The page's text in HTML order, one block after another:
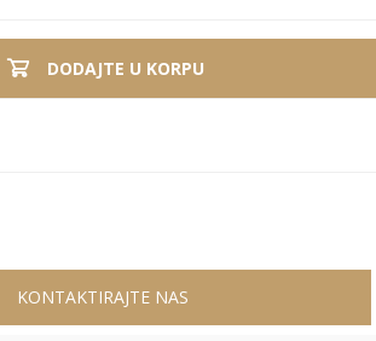
DODAJTE U KORPU
KONTAKTIRAJTE NAS